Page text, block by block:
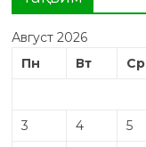
Август 2026
Пн
Вт Ср
3
4 5